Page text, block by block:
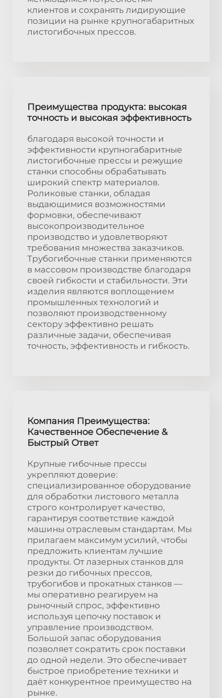
клиентов и сохранять лидирующие
позиции на рынке крупногабаритных
листогибочных прессов.
Преимущества продукта: высокая
точность и высокая эффективность
благодаря высокой точности и
эффективности крупногабаритные
листогибочные прессы и режущие
станки способны обрабатывать
широкий спектр материалов.
Роликовые станки, обладая
выдающимися возможностями
формовки, обеспечивают
высокопроизводительное
производство и удовлетворяют
требования множества заказчиков.
Трубогибочные станки применяются
в массовом производстве благодаря
своей гибкости и стабильности. Эти
изделия являются воплощением
промышленных технологий и
позволяют производственному
сектору эффективно решать
различные задачи, обеспечивая
точность, эффективность и гибкость.
Компания Преимущества:
Качественное Обеспечение &
Быстрый Ответ
Крупные гибочные прессы
укрепляют доверие:
специализированное оборудование
для обработки листового металла
строго контролирует качество,
гарантируя соответствие каждой
машины отраслевым стандартам. Мы
прилагаем максимум усилий, чтобы
предложить клиентам лучшие
продукты. От лазерных станков для
резки до гибочных прессов,
трубогибов и прокатных станков —
мы оперативно реагируем на
рыночный спрос, эффективно
используя цепочку поставок и
управление производством.
Большой запас оборудования
позволяет сократить срок поставки
до одной недели. Это обеспечивает
быстрое приобретение техники и
даёт конкурентное преимущество на
рынке.